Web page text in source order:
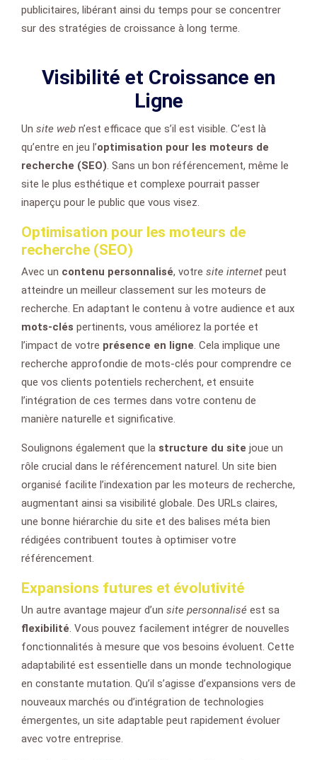
publicitaires, libérant ainsi du temps pour se concentrer
sur des stratégies de croissance à long terme.
Visibilité et Croissance en
Ligne
Un site web n’est efficace que s’il est visible. C’est là
qu’entre en jeu l’optimisation pour les moteurs de
recherche (SEO). Sans un bon référencement, même le
site le plus esthétique et complexe pourrait passer
inaperçu pour le public que vous visez.
Optimisation pour les moteurs de
recherche (SEO)
Avec un contenu personnalisé, votre site internet peut
atteindre un meilleur classement sur les moteurs de
recherche. En adaptant le contenu à votre audience et aux
mots-clés pertinents, vous améliorez la portée et
l’impact de votre présence en ligne. Cela implique une
recherche approfondie de mots-clés pour comprendre ce
que vos clients potentiels recherchent, et ensuite
l’intégration de ces termes dans votre contenu de
manière naturelle et significative.
Soulignons également que la structure du site joue un
rôle crucial dans le référencement naturel. Un site bien
organisé facilite l’indexation par les moteurs de recherche,
augmentant ainsi sa visibilité globale. Des URLs claires,
une bonne hiérarchie du site et des balises méta bien
rédigées contribuent toutes à optimiser votre
référencement.
Expansions futures et évolutivité
Un autre avantage majeur d’un site personnalisé est sa
flexibilité. Vous pouvez facilement intégrer de nouvelles
fonctionnalités à mesure que vos besoins évoluent. Cette
adaptabilité est essentielle dans un monde technologique
en constante mutation. Qu’il s’agisse d’expansions vers de
nouveaux marchés ou d’intégration de technologies
émergentes, un site adaptable peut rapidement évoluer
avec votre entreprise.